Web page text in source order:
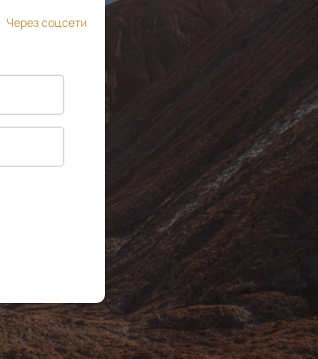
Через соцсети